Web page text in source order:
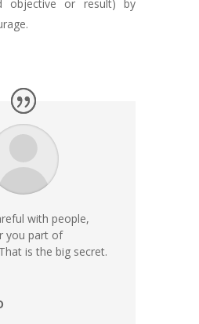
objective or result) by
with people,
you part of
is the big secret.